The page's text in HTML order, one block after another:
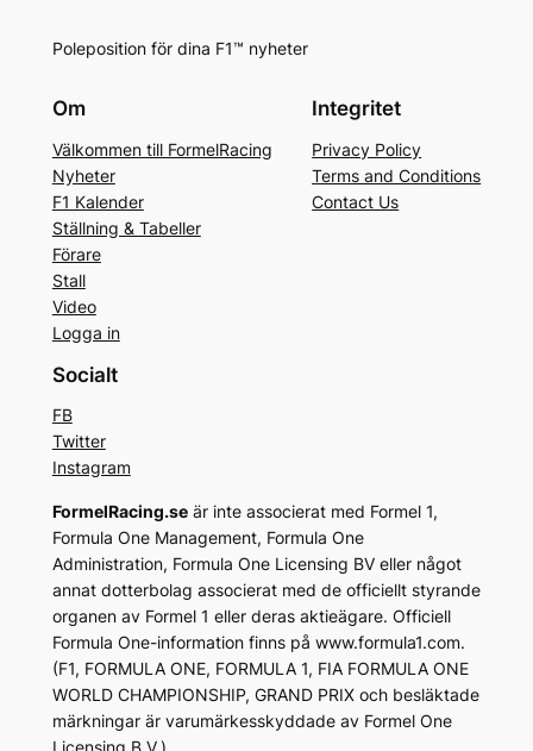
Poleposition för dina F1™ nyheter
Om
Välkommen till FormelRacing
Nyheter
F1 Kalender
Ställning & Tabeller
Förare
Stall
Video
Logga in
Integritet
Privacy Policy
Terms and Conditions
Contact Us
Socialt
FB
Twitter
Instagram
FormelRacing.seär inte associerat med Formel 1,
Formula One Management, Formula One
Administration, Formula One Licensing BV eller något
annat dotterbolag associerat med de officiellt styrande
organen av Formel 1 eller deras aktieägare. Officiell
Formula One-information finns på www.formula1.com.
(F1, FORMULA ONE, FORMULA 1, FIA FORMULA ONE
WORLD CHAMPIONSHIP, GRAND PRIX och besläktade
märkningar är varumärkesskyddade av Formel One
Licensing B.V.)